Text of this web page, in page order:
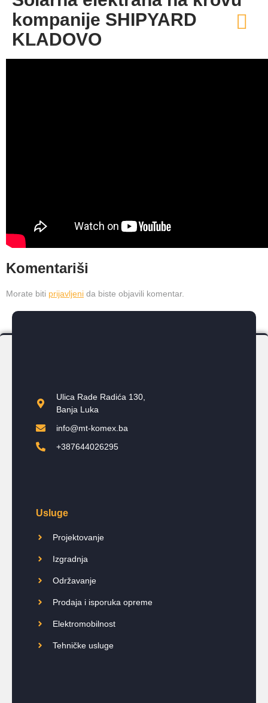
kompanije SHIPYARD
KLADOVO
Komentariši
Morate biti prijavljeni da biste objavili komentar.
Ulica Rade Radića 130,
Banja Luka
info@mt-komex.ba
+387644026295
Usluge
Projektovanje
Izgradnja
Održavanje
Prodaja i isporuka opreme
Elektromobilnost
Tehničke usluge